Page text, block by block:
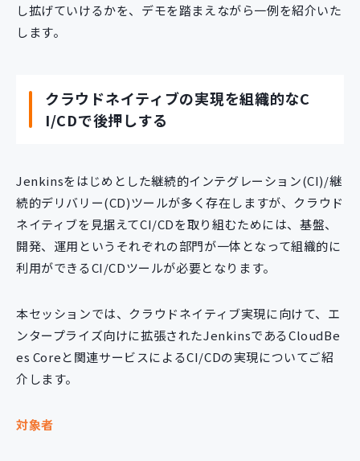
し拡げていけるかを、デモを踏まえながら一例を紹介いた
します。
クラウドネイティブの実現を組織的なC
I/CDで後押しする
Jenkinsをはじめとした継続的インテグレーション(CI)/継
続的デリバリー(CD)ツールが多く存在しますが、クラウド
ネイティブを見据えてCI/CDを取り組むためには、基盤、
開発、運用というそれぞれの部門が一体となって組織的に
利用ができるCI/CDツールが必要となります。
本セッションでは、クラウドネイティブ実現に向けて、エ
ンタープライズ向けに拡張されたJenkinsであるCloudBe
es Coreと関連サービスによるCI/CDの実現についてご紹
介します。
対象者